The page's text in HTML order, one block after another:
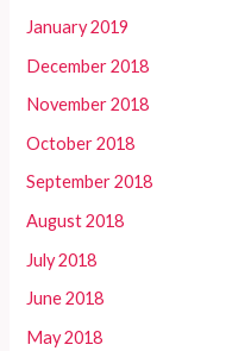
January 2019
December 2018
November 2018
October 2018
September 2018
August 2018
July 2018
June 2018
May 2018